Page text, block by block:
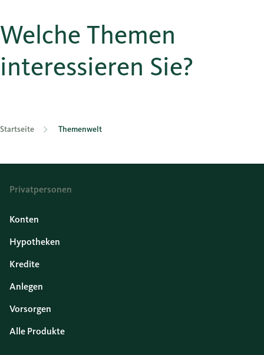
Welche Themen
interessieren Sie?
Startseite Themenwelt
Privatpersonen
Konten
Hypotheken
Kredite
Anlegen
Vorsorgen
Alle Produkte